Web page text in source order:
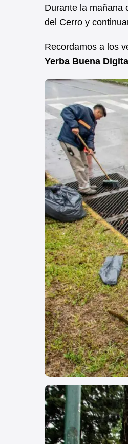
Durante la mañana
del Cerro y
Recordamos a los
Yerba Buena Digital